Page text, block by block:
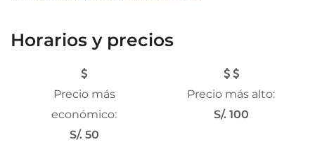
Horarios y precios
Precio más
económico:
S/. 50
Precio más alto:
S/. 100